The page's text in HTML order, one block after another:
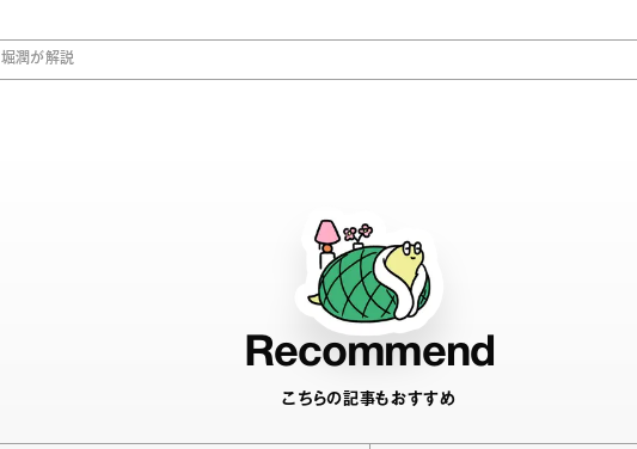
潤が解説
Recommend
こちらの記事もおすすめ